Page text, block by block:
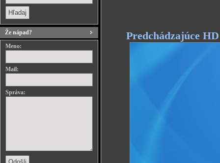
Že nápad?
Meno:
Mail:
Správa:
Predchádzajúce